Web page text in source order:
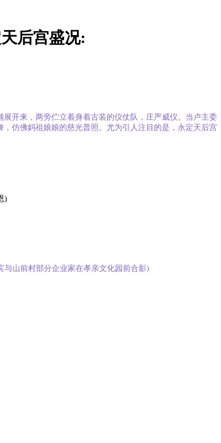
后宫盛况:
开来，两旁伫立着身着古装的仪仗队，庄严威仪。当卢主委
仿佛妈祖娘娘的慈光普照。尤为引人注目的是，永定天后宫
)
与山前村部分企业家在孝亲文化园前合影)